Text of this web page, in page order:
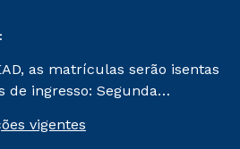
as matrículas serão isentas
de ingresso: Segunda
de matrícula será de R$
vigentes